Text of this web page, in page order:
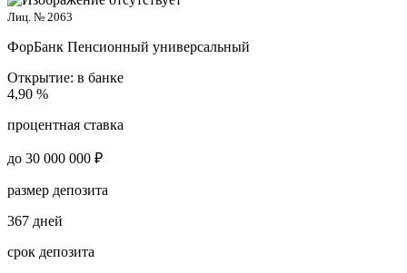
Лиц. № 2063
ФорБанк Пенсионный универсальный
Открытие: в банке
4,90 %
процентная ставка
до 30 000 000 ₽
размер депозита
367 дней
срок депозита